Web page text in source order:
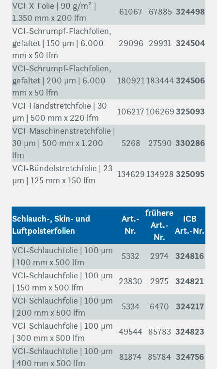
VCI-X-Folie | 90 g/m² |
1.350 mm x 200 lfm
61067 67885 324498
VCI-Schrumpf-Flachfolien,
gefaltet | 150 µm | 6.000
mm x 50 lfm
29096 29931 324504
VCI-Schrumpf-Flachfolien,
gefaltet | 200 µm | 6.000
mm x 50 lfm
180921 183444 324506
VCI-Handstretchfolie | 30
µm | 500 mm x 220 lfm
106217 106269325093
VCI-Maschinenstretchfolie |
30 µm | 500 mm x 1.200
lfm
5268 27590 330286
VCI-Bündelstretchfolie | 23
µm | 125 mm x 150 lfm
134629 134928 325095
Schlauch-, Skin- und
Luftpolsterfolien
Art.-
Nr.
frühere
Art.-
Nr.
ICB
Art.-Nr.
VCI-Schlauchfolie | 100 µm
| 100 mm x 500 lfm
5332 2974 324816
VCI-Schlauchfolie | 100 µm
| 150 mm x 500 lfm
23830 2975 324821
VCI-Schlauchfolie | 100 µm
| 200 mm x 500 lfm
5334 6470 324217
VCI-Schlauchfolie | 100 µm
| 300 mm x 500 lfm
49544 85783 324823
VCI-Schlauchfolie | 100 µm
| 400 mm x 500 lfm
81874 85784 324756